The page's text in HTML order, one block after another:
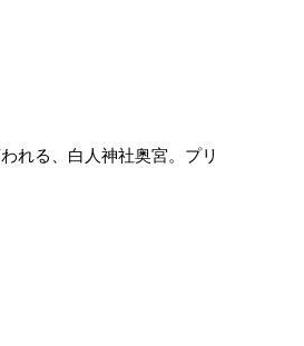
れる、白人神社奥宮。プリ